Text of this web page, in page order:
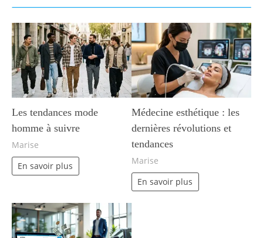
Les tendances mode
homme à suivre
Marise
En savoir plus
Médecine esthétique : les
dernières révolutions et
tendances
Marise
En savoir plus